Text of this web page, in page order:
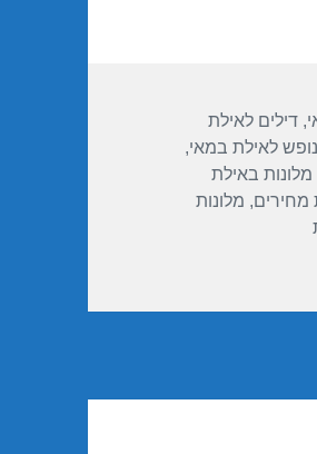
,דילים לאילת
לאילת במאי,
מלונות באילת
מחירים, מלונות